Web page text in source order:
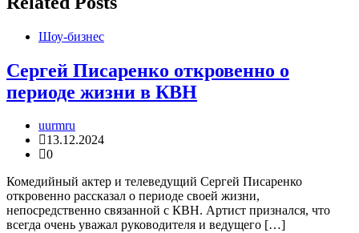
Шоу-бизнес
Сергей Писаренко откровенно о
периоде жизни в КВН
uurmru
13.12.2024
0
Комедийный актер и телеведущий Сергей Писаренко
откровенно рассказал о периоде своей жизни,
непосредственно связанной с КВН. Артист признался, что
всегда очень уважал руководителя и ведущего […]